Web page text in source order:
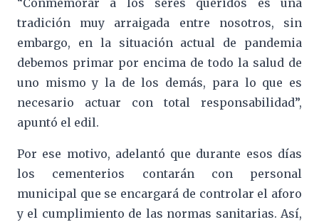
“Conmemorar a los seres queridos es una
tradición muy arraigada entre nosotros, sin
embargo, en la situación actual de pandemia
debemos primar por encima de todo la salud de
uno mismo y la de los demás, para lo que es
necesario actuar con total responsabilidad”,
apuntó el edil.
Por ese motivo, adelantó que durante esos días
los cementerios contarán con personal
municipal que se encargará de controlar el aforo
y el cumplimiento de las normas sanitarias. Así,